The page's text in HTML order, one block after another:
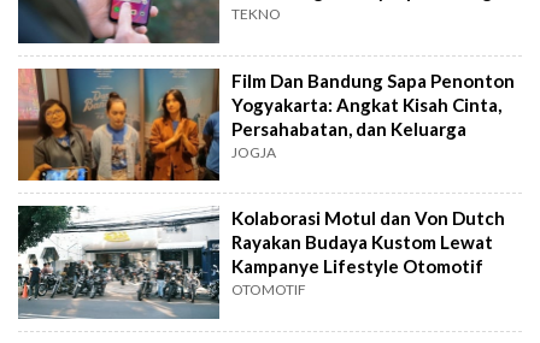
TEKNO
Film Dan Bandung Sapa Penonton
Yogyakarta: Angkat Kisah Cinta,
Persahabatan, dan Keluarga
JOGJA
Kolaborasi Motul dan Von Dutch
Rayakan Budaya Kustom Lewat
Kampanye Lifestyle Otomotif
OTOMOTIF